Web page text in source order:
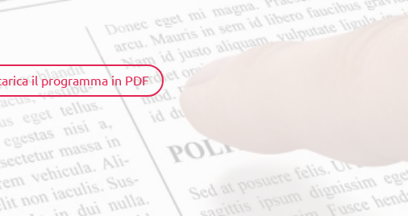
il programma in PDF